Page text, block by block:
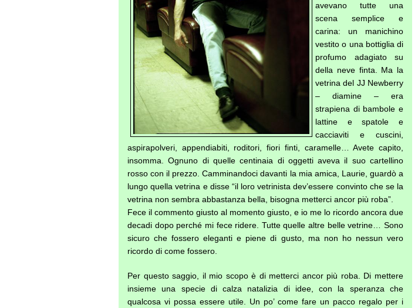
avevano tutte una
scena semplice e
carina: un manichino
vestito o una bottiglia di
profumo adagiato su
della neve finta. Ma la
vetrina del JJ Newberry
– diamine – era
strapiena di bambole e
lattine e spatole e
cacciaviti e cuscini,
aspirapolveri, appendiabiti, roditori, fiori finti, caramelle… Avete capito,
insomma. Ognuno di quelle centinaia di oggetti aveva il suo cartellino
rosso con il prezzo. Camminandoci davanti la mia amica, Laurie, guardò a
lungo quella vetrina e disse “il loro vetrinista dev’essere convinto che se la
vetrina non sembra abbastanza bella, bisogna metterci ancor più roba”.
Fece il commento giusto al momento giusto, e io me lo ricordo ancora due
decadi dopo perché mi fece ridere. Tutte quelle altre belle vetrine… Sono
sicuro che fossero eleganti e piene di gusto, ma non ho nessun vero
ricordo di come fossero.
Per questo saggio, il mio scopo è di metterci ancor più roba. Di mettere
insieme una specie di calza natalizia di idee, con la speranza che
qualcosa vi possa essere utile. Un po’ come fare un pacco regalo per i